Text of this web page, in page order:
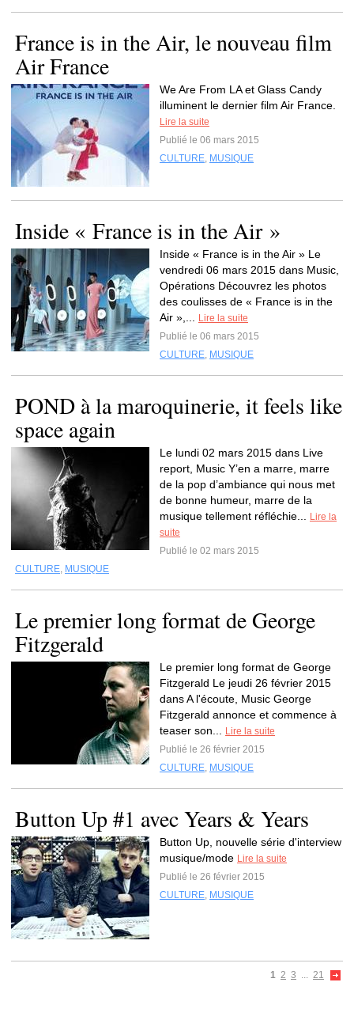
France is in the Air, le nouveau film
Air France
We Are From LA et Glass Candy
illuminent le dernier film Air France.
Lire la suite
Publié le 06 mars 2015
CULTURE, MUSIQUE
Inside « France is in the Air »
Inside « France is in the Air » Le
vendredi 06 mars 2015 dans Music,
Opérations Découvrez les photos
des coulisses de « France is in the
Air »,...
Lire la suite
Publié le 06 mars 2015
CULTURE, MUSIQUE
POND à la maroquinerie, it feels like
space again
Le lundi 02 mars 2015 dans Live
report, Music Y’en a marre, marre
de la pop d’ambiance qui nous met
de bonne humeur, marre de la
musique tellement réfléchie...
Lire la
suite
Publié le 02 mars 2015
CULTURE, MUSIQUE
Le premier long format de George
Fitzgerald
Le premier long format de George
Fitzgerald Le jeudi 26 février 2015
dans A l'écoute, Music George
Fitzgerald annonce et commence à
teaser son...
Lire la suite
Publié le 26 février 2015
CULTURE, MUSIQUE
Button Up #1 avec Years & Years
Button Up, nouvelle série d'interview
musique/mode Lire la suite
Publié le 26 février 2015
CULTURE, MUSIQUE
1 2 3 ... 21